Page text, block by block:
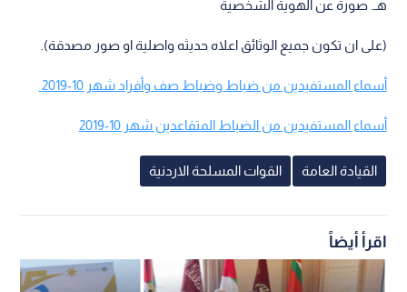
هـ. صورة عن الهوية الشخصية
(على ان تكون جميع الوثائق اعلاه حديثه واصلية او صور مصدقة).
أسماء المستفيدين من ضباط وضباط صف وأفراد شهر 10-2019
أسماء المستفيدين من الضباط المتقاعدين شهر 10-2019
القيادة العامة القوات المسلحة الاردنية
اقرأ أيضاً